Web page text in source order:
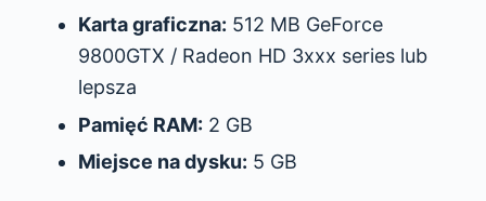
Karta graficzna: 512 MB GeForce
9800GTX / Radeon HD 3xxx series lub
lepsza
Pamięć RAM: 2 GB
Miejsce na dysku: 5 GB